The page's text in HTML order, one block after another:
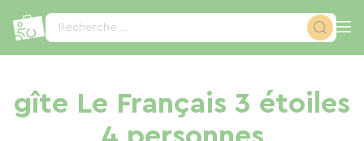
Recherche...
gîte Le Français 3 étoiles
Panneau de gestion des cookies